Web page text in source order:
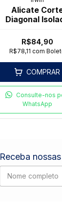
Alicate
Diagonal
R$84,90
R$78,11com
COMPRAR
Consulte-nos
WhatsApp
Receba